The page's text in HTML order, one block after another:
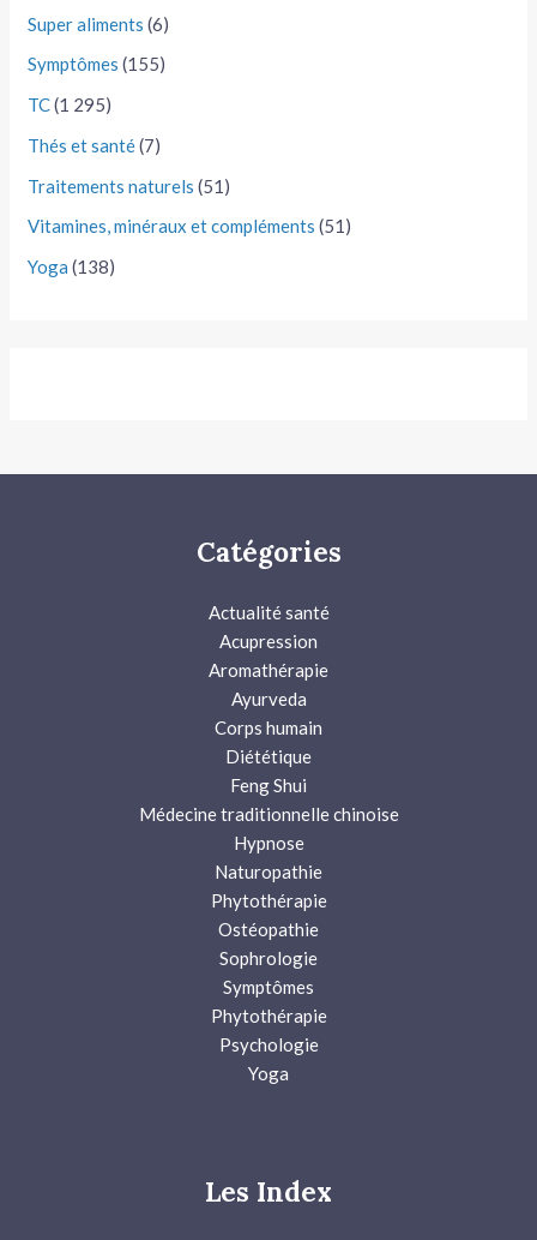
Super aliments (6)
Symptômes (155)
TC(1 295)
Thés et santé(7)
Traitements naturels (51)
Vitamines, minéraux et compléments (51)
Yoga (138)
Catégories
Actualité santé
Acupression
Aromathérapie
Ayurveda
Corps humain
Diététique
Feng Shui
Médecine traditionnelle chinoise
Hypnose
Naturopathie
Phytothérapie
Ostéopathie
Sophrologie
Symptômes
Phytothérapie
Psychologie
Yoga
Les Index